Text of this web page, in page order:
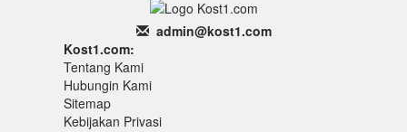
admin@kost1.com
Kost1.com:
Tentang Kami
Hubungin Kami
Sitemap
Kebijakan Privasi